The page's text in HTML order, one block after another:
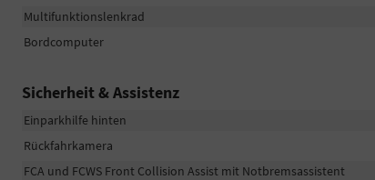
Multifunktionslenkrad
Bordcomputer
Sicherheit & Assistenz
Einparkhilfe hinten
Rückfahrkamera
FCA und FCWS Front Collision Assist mit Notbremsassistent